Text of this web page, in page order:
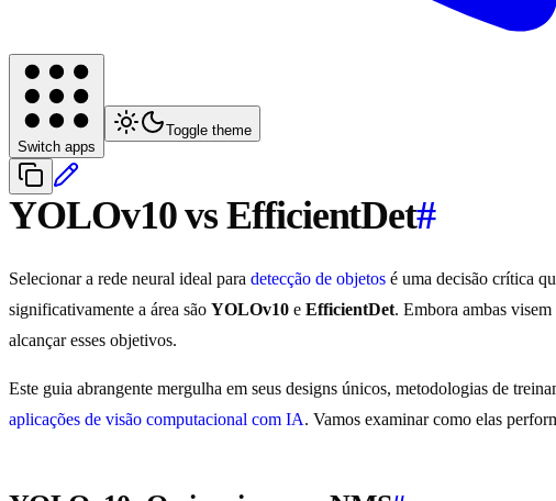
Switch apps
Toggle theme
YOLOv10 vs EfficientDet#
Selecionar a rede neural ideal para detecção de objetos é uma decisão crítica
significativamente a área são YOLOv10 e EfficientDet. Embora ambas
alcançar esses objetivos.
Este guia abrangente mergulha em seus designs únicos, metodologias de
aplicações de visão computacional com IA. Vamos examinar como elas